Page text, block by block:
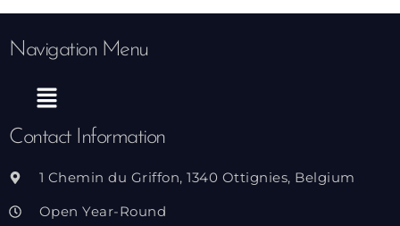
Navigation Menu
Menu
Contact Information
1 Chemin du Griffon, 1340 Ottignies, Belgium
Open Year-Round